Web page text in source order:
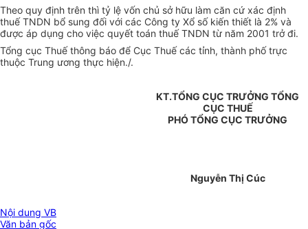
Theo quy định trên thì tỷ lệ vốn chủ sở hữu làm căn cứ xác định
thuế TNDN bổ sung đối với các Công ty Xổ số kiến thiết là 2% và
được áp dụng cho việc quyết toán thuế TNDN từ năm 2001 trở đi.
Tổng cục Thuế thông báo để Cục Thuế các tỉnh, thành phố trực
thuộc Trung ương thực hiện./.
KT.TỔNG CỤC TRƯỞNG TỔNG
CỤC THUẾ
PHÓ TỔNG CỤC TRƯỞNG
Nguyễn Thị Cúc
Nội dung VB
Văn bản gốc